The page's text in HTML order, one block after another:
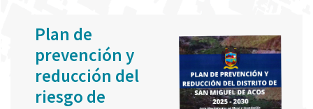
Plan de
prevención y
reducción del
riesgo de